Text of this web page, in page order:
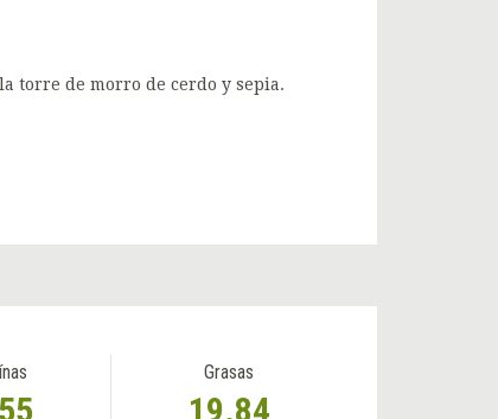
torre de morro de cerdo y sepia.
Grasas
19.84